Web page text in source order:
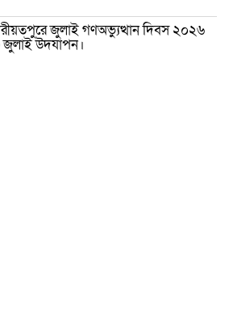
জুলাই গণঅভ্যুত্থান দিবস ২০২৬
উদযাপন।